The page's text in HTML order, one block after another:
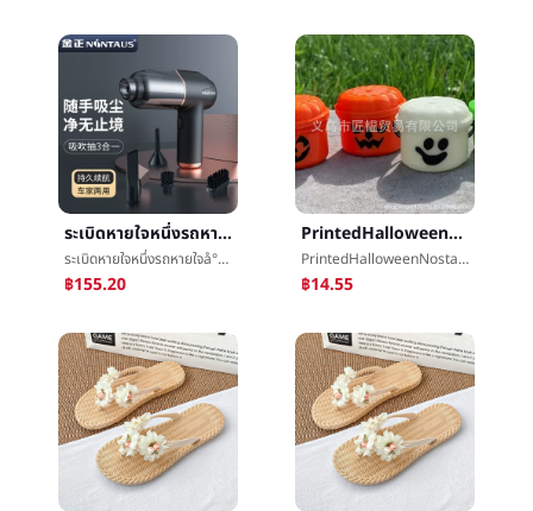
ระเบิดหายใจหนึ่งรถหายใจå°å¨บ้านรถคู่มินิเครื่องดักฝุ่นใหญ่หายใจåไร้สายมือถือแบบพกพาหายใจå°å¨
ระเบิดหายใจหนึ่งรถหายใจå°å¨บ้านรถคู่มินิเครื่องดักฝุ่นใหญ่หายใจåไร้สายมือถือแบบพกพาหายใจå°å¨
฿155.20
PrintedHalloweenNostalgiaBucketsÂฟักทองบาร์เรลวันฮาโลวีนฟักทองลูกอมพิธี
PrintedHalloweenNostalgiaBucketsÂฟักทองบาร์เรลวันฮาโลวีนฟักทองลูกอมพิธี
฿14.55